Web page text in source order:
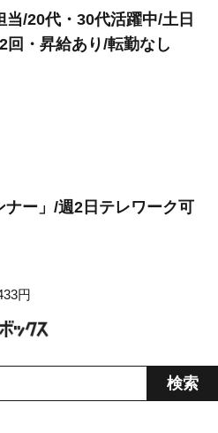
/20代・30代活躍中/土日
回・昇給あり/転勤なし
ナー」/週2日テレワーク可
円